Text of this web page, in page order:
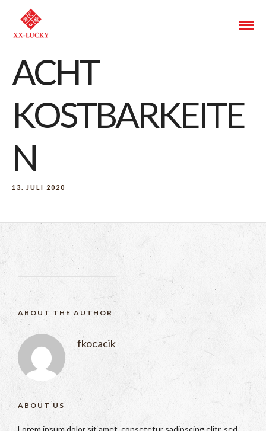
ACHT
KOSTBARKEITE
N
13. JULI 2020
ABOUT THE AUTHOR
fkocacik
ABOUT US
Lorem ipsum dolor sit amet, consetetur sadipscing elitr, sed